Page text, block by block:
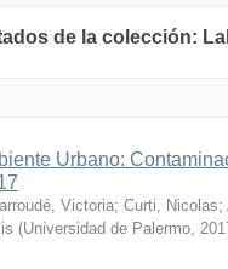
de la colección:
Urbano:
Victoria; Curti, Nicolas;
(Universidad de Palermo,